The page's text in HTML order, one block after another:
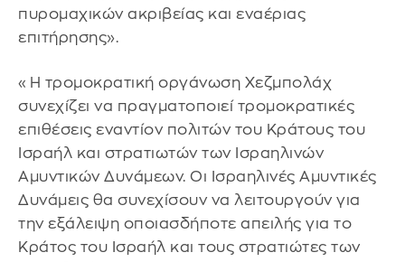
πυρομαχικών ακριβείας και εναέριας
επιτήρησης».
«Η τρομοκρατική οργάνωση Χεζμπολάχ
συνεχίζει να πραγματοποιεί τρομοκρατικές
επιθέσεις εναντίον πολιτών του Κράτους του
Ισραήλ και στρατιωτών των Ισραηλινών
Αμυντικών Δυνάμεων. Οι Ισραηλινές Αμυντικές
Δυνάμεις θα συνεχίσουν να λειτουργούν για
την εξάλειψη οποιασδήποτε απειλής για το
Κράτος του Ισραήλ και τους στρατιώτες των